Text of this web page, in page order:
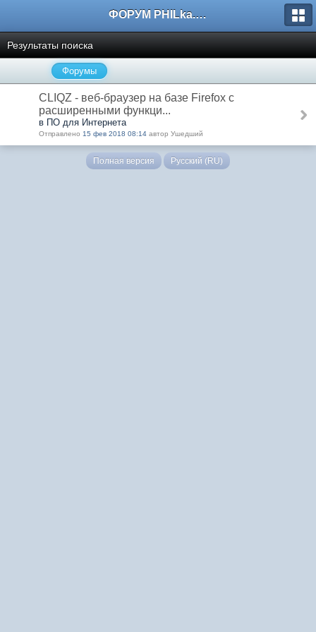
ФОРУМ PHILka.RU
Результаты поиска
Форумы
CLIQZ - веб-браузер на базе Firefox с
расширенными функци...
в ПО для Интернета
Отправлено 15 фев 2018 08:14 автор Ушедший
Полная версия Русский (RU)